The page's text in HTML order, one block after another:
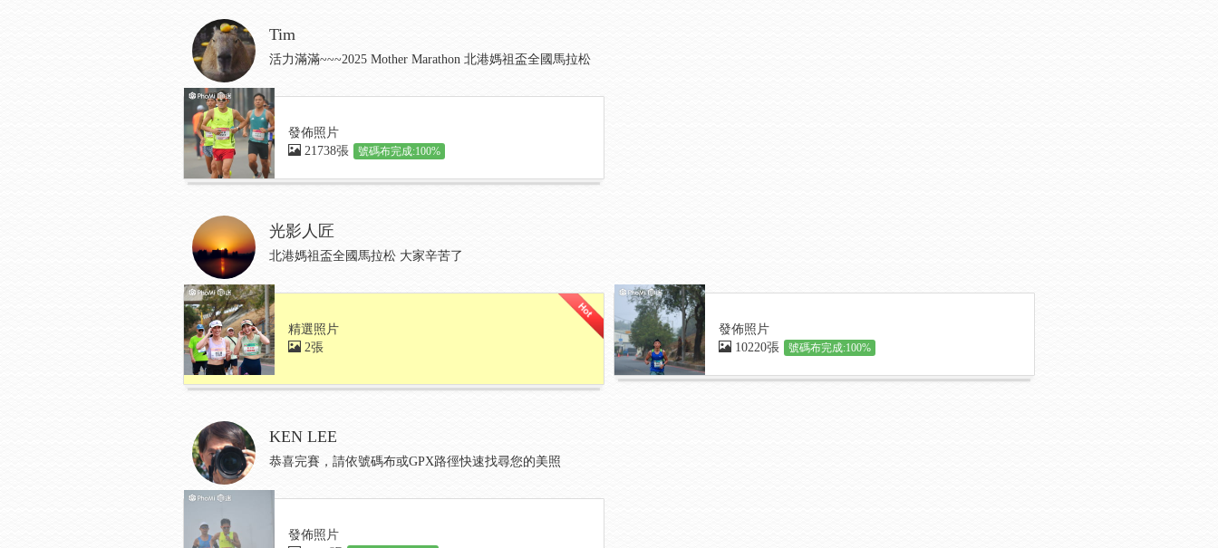
Tim
活力滿滿~~~2025 Mother Marathon 北港媽祖盃全國馬拉松
發佈照片
21738張
號碼布完成:100%
光影人匠
北港媽祖盃全國馬拉松 大家辛苦了
精選照片
2張
發佈照片
10220張
號碼布完成:100%
KEN LEE
恭喜完賽，請依號碼布或GPX路徑快速找尋您的美照
發佈照片